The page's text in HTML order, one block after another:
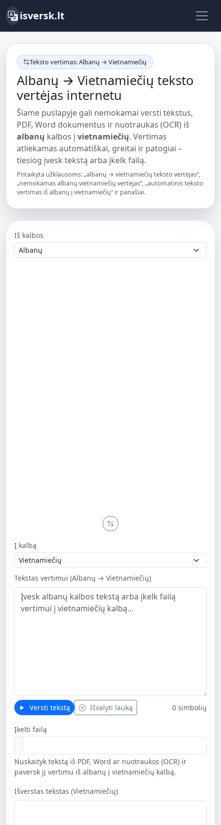
isversk.lt
Teksto vertimas: Albanų → Vietnamiečių
Albanų → Vietnamiečių teksto
vertėjas internetu
Šiame puslapyje gali nemokamai versti tekstus,
PDF, Word dokumentus ir nuotraukas (OCR) iš
albanų kalbos į vietnamiečių. Vertimas
atliekamas automatiškai, greitai ir patogiai –
tiesiog įvesk tekstą arba įkelk failą.
Pritaikyta užklausoms: „albanų → vietnamiečių teksto vertėjas“,
„nemokamas albanų vietnamiečių vertėjas“, „automatinis teksto
vertimas iš albanų į vietnamiečių“ ir panašiai.
Iš kalbos
Į kalbą
Tekstas vertimui (Albanų → Vietnamiečių)
Versti tekstą Išvalyti lauką 0 simbolių
Įkelti failą
Nuskaityk tekstą iš PDF, Word ar nuotraukos (OCR) ir
paversk jį vertimu iš albanų į vietnamiečių kalbą.
Išverstas tekstas (Vietnamiečių)